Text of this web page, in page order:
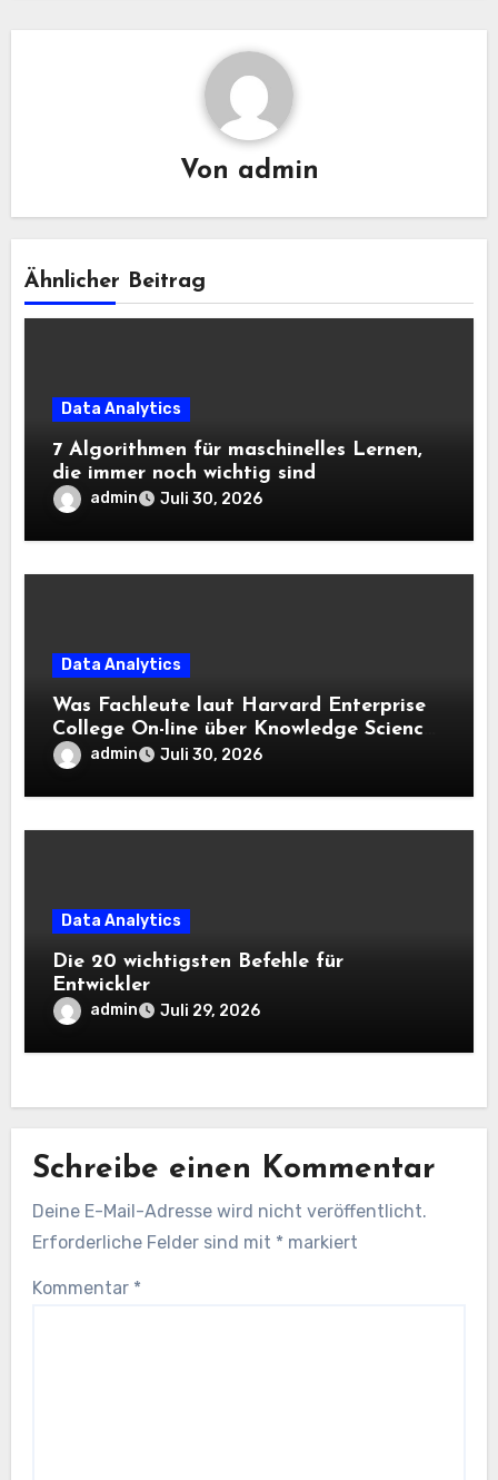
Von admin
Ähnlicher Beitrag
Data Analytics
7 Algorithmen für maschinelles Lernen,
die immer noch wichtig sind
admin Juli 30, 2026
Data Analytics
Was Fachleute laut Harvard Enterprise
College On-line über Knowledge Science
und KI wissen sollten
admin Juli 30, 2026
Data Analytics
Die 20 wichtigsten Befehle für
Entwickler
admin Juli 29, 2026
Schreibe einen Kommentar
Deine E-Mail-Adresse wird nicht veröffentlicht.
Erforderliche Felder sind mit * markiert
Kommentar *